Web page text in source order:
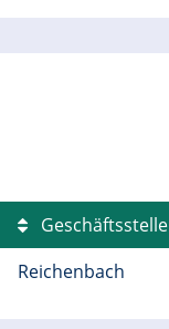
Geschäftsstelle
Reichenbach